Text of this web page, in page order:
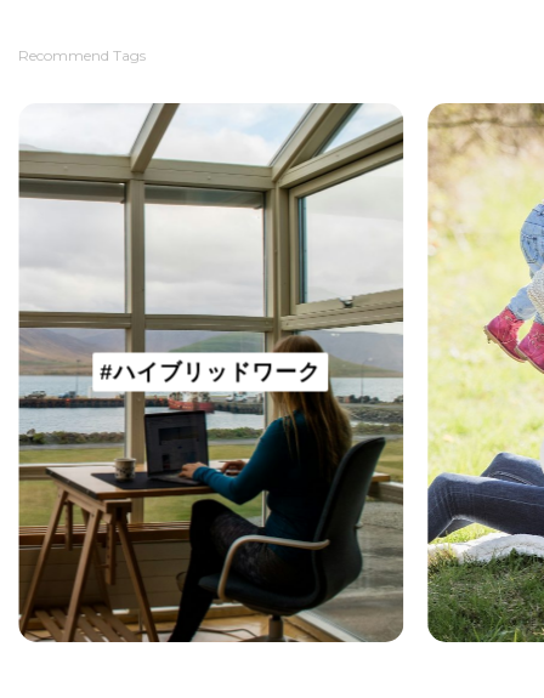
Recommend Tags
#ハイブリッドワーク